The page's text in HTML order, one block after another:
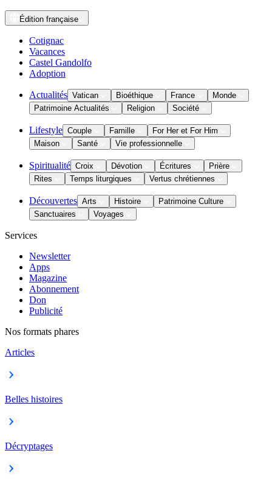
Édition française
Cotignac
Vacances
Castel Gandolfo
Adoption
Actualités Vatican Bioéthique France
Monde
Patrimoine Actualités
Religion Société
Lifestyle Couple Famille
For Her et For Him
Maison
Santé Vie professionnelle
Spiritualité Croix Dévotion Écritures
Prière
Rites
Temps liturgiques Vertus chrétiennes
Découvertes Arts Histoire
Patrimoine Culture
Sanctuaires
Voyages
Services
Newsletter
Apps
Magazine
Abonnement
Don
Publicité
Nos formats phares
Articles
Belles histoires
Décryptages